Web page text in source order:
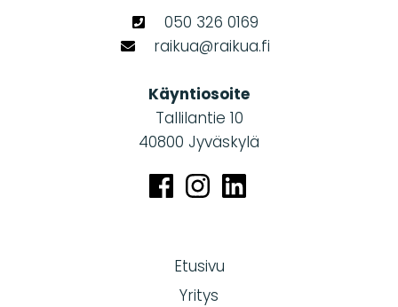
050 326 0169
raikua@raikua.fi
Käyntiosoite
Tallilantie 10
40800 Jyväskylä
Etusivu
Yritys